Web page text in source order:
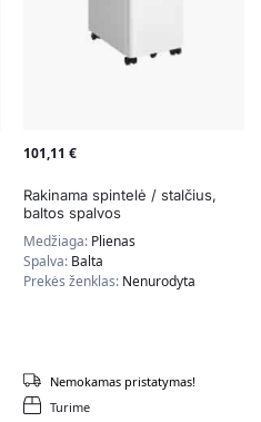
101,11 €
Rakinama spintelė / stalčius,
baltos spalvos
Medžiaga: Plienas
Spalva: Balta
Prekės ženklas: Nenurodyta
Turime
Nemokamas pristatymas!